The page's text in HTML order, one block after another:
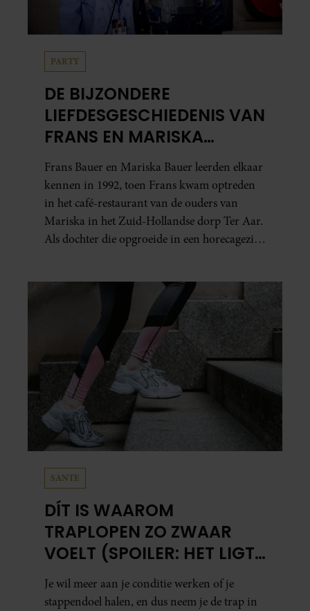
PARTY
DE BIJZONDERE
LIEFDESGESCHIEDENIS VAN
FRANS EN MARISKA
BAUER: OOK IN BED
ELKAARS EERSTE
Frans Bauer en Mariska Bauer leerden elkaar
kennen in 1992, toen Frans kwam optreden
in het café-restaurant van de ouders van
Mariska in het Zuid-Hollandse dorp Ter Aar.
Als dochter die opgroeide in een horecagezin
SANTE
DÍT IS WAAROM
TRAPLOPEN ZO ZWAAR
VOELT (SPOILER: HET LIGT
NIET AAN JE CONDITIE)
Je wil meer aan je conditie werken of je
stappendoel halen, en dus neem je de trap in